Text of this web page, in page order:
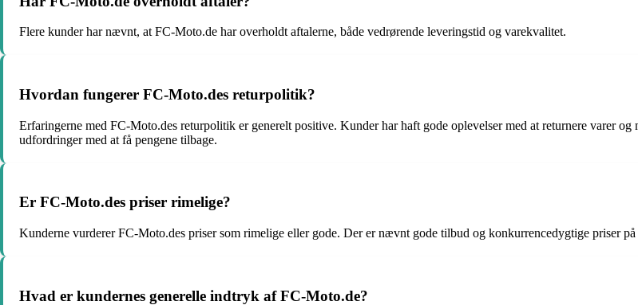
Flere kunder har nævnt, at FC-Moto.de har overholdt aftalerne, både vedrørende leveringstid og varekvalitet.
Hvordan fungerer FC-Moto.des returpolitik?
Erfaringerne med FC-Moto.des returpolitik er generelt positive. Kunder har haft gode oplevelser med at returnere varer
udfordringer med at få pengene tilbage.
Er FC-Moto.des priser rimelige?
Kunderne vurderer FC-Moto.des priser som rimelige eller gode. Der er nævnt gode tilbud og konkurrencedygtige priser på
Hvad er kundernes generelle indtryk af FC-Moto.de?